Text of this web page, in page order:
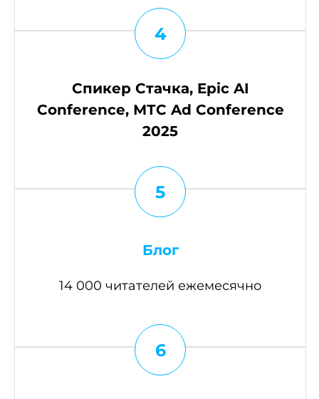
4
Спикер Стачка, Epic AI
Conference, МТС Ad Conference
2025
5
Блог
14 000 читателей ежемесячно
6